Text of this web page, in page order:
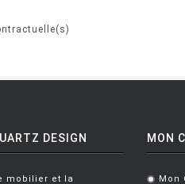
DESIGN
mobilier et la
MON
Mon